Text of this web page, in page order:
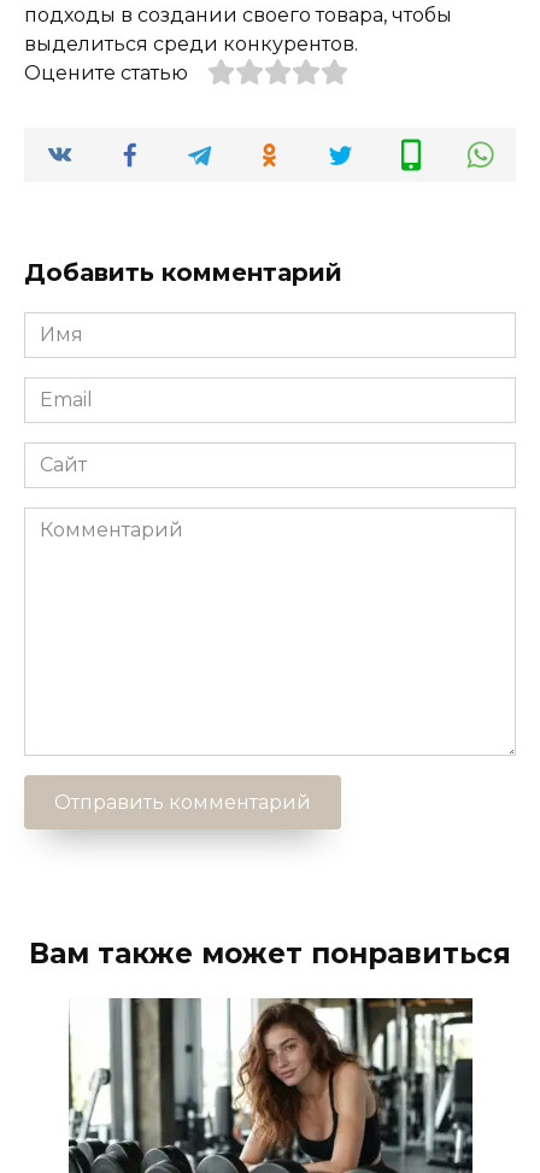
подходы в создании своего товара, чтобы
выделиться среди конкурентов.
Оцените статью
Добавить комментарий
Имя
*
Email
*
Сайт
Комментарий
Вам также может понравиться